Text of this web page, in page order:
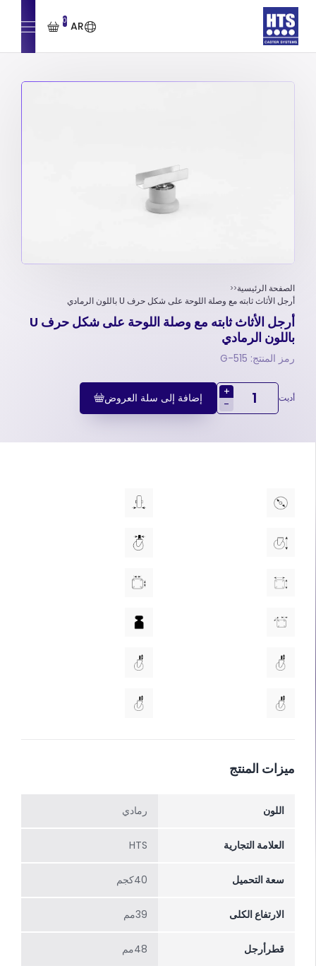
AR
0
الصفحة الرئيسية
أرجل الأثاث ثابته مع وصلة اللوحة علی شکل حرف U باللون الرمادي
أرجل الأثاث ثابته مع وصلة اللوحة علی شکل حرف U
باللون الرمادي
رمز المنتج: 515-G
أديت
+
-
إضافة إلى سلة العروض
ميزات المنتج
اللون رمادي
العلامة التجارية HTS
سعة التحميل 40كجم
الارتفاع الکلی 39مم
قطرأرجل 48مم